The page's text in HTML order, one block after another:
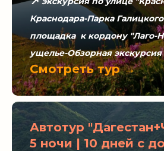
Краснодара-Парка
площадка к кордону "Лаго-
ущелье-Обзорная
Смотреть тур →
Автотур
5 ночи | 10 дней с